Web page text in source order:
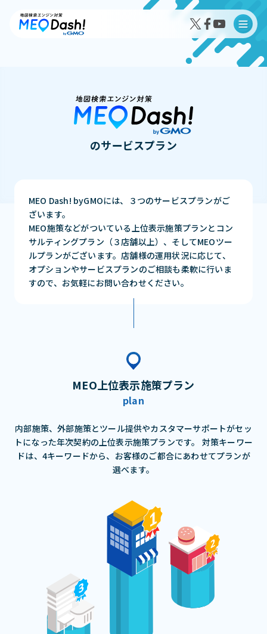
MEO Dash!の特徴
MEO Dash!のサービスプラン
成果事例
のサービスプラン
MEO Dash! byGMOには、３つのサービスプランがご
ざいます。
MEO施策などがついている上位表示施策プランとコン
サルティングプラン（３店舗以上）、そしてMEOツー
ルプランがございます。店舗様の運用状況に応じて、
オプションやサービスプランのご相談も柔軟に行いま
すので、お気軽にお問い合わせください。
MEO上位表示施策プラン
plan
内部施策、外部施策とツール提供やカスタマーサポートがセッ
トになった年次契約の上位表示施策プランです。
対策キーワー
ドは、4キーワードから、お客様のご都合にあわせてプランが
選べます。